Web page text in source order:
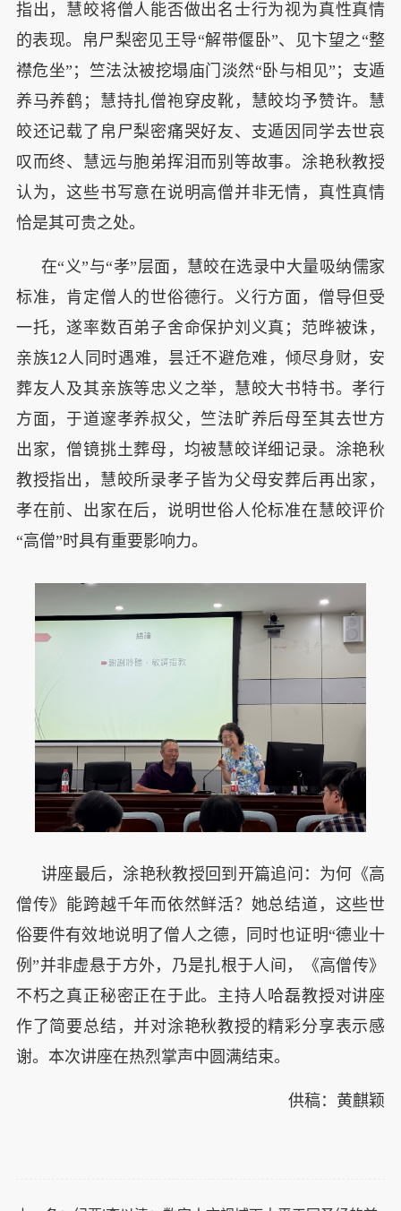
指出，慧皎将僧人能否做出名士行为视为真性真情
的表现。帛尸梨密见王导“解带偃卧”、见卞望之“整
襟危坐”；竺法汰被挖塌庙门淡然“卧与相见”；支遁
养马养鹤；慧持扎僧袍穿皮靴，慧皎均予赞许。慧
皎还记载了帛尸梨密痛哭好友、支遁因同学去世哀
叹而终、慧远与胞弟挥泪而别等故事。涂艳秋教授
认为，这些书写意在说明高僧并非无情，真性真情
恰是其可贵之处。
在“义”与“孝”层面，慧皎在选录中大量吸纳儒家
标准，肯定僧人的世俗德行。义行方面，僧导但受
一托，遂率数百弟子舍命保护刘义真；范晔被诛，
亲族12人同时遇难，昙迁不避危难，倾尽身财，安
葬友人及其亲族等忠义之举，慧皎大书特书。孝行
方面，于道邃孝养叔父，竺法旷养后母至其去世方
出家，僧镜挑土葬母，均被慧皎详细记录。涂艳秋
教授指出，慧皎所录孝子皆为父母安葬后再出家，
孝在前、出家在后，说明世俗人伦标准在慧皎评价
“高僧”时具有重要影响力。
讲座最后，涂艳秋教授回到开篇追问：为何《高
僧传》能跨越千年而依然鲜活？她总结道，这些世
俗要件有效地说明了僧人之德，同时也证明“德业十
例”并非虚悬于方外，乃是扎根于人间，《高僧传》
不朽之真正秘密正在于此。主持人哈磊教授对讲座
作了简要总结，并对涂艳秋教授的精彩分享表示感
谢。本次讲座在热烈掌声中圆满结束。
供稿：黄麒颖